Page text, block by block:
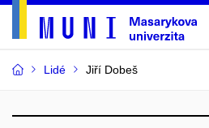
Lidé Jiří Dobeš